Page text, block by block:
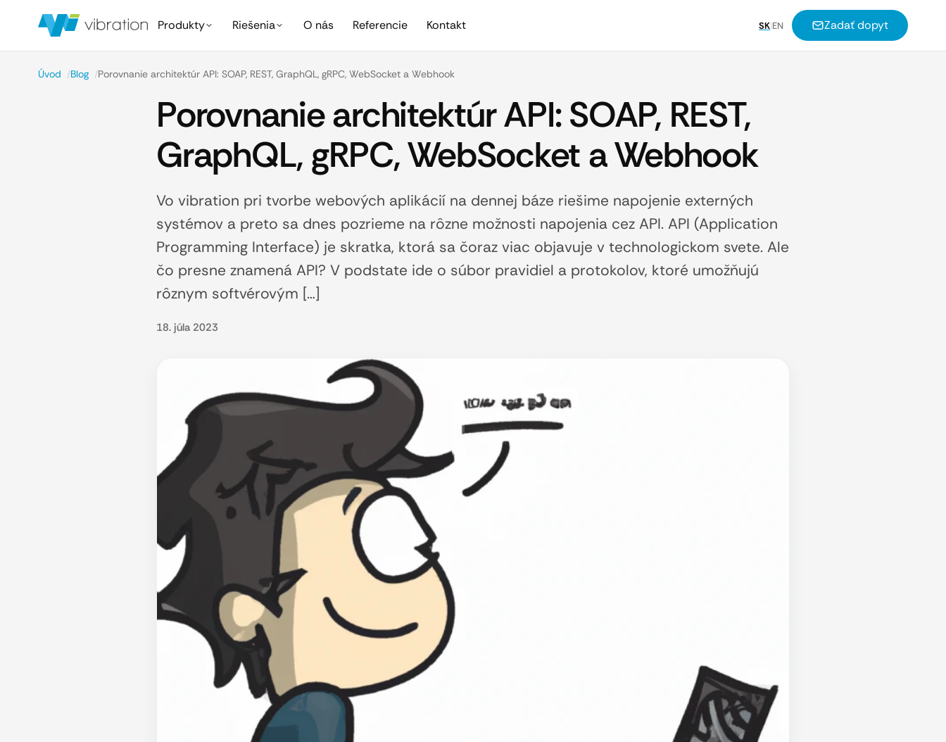
Produkty Riešenia O nás Referencie Kontakt SK|EN Zadať dopyt
Úvod /Blog /Porovnanie architektúr API: SOAP, REST, GraphQL, gRPC, WebSocket a Webhook
Porovnanie architektúr API: SOAP, REST,
GraphQL, gRPC, WebSocket a Webhook
Vo vibration pri tvorbe webových aplikácií na dennej báze riešime napojenie externých
systémov a preto sa dnes pozrieme na rôzne možnosti napojenia cez API. API (Application
Programming Interface) je skratka, ktorá sa čoraz viac objavuje v technologickom svete. Ale
čo presne znamená API? V podstate ide o súbor pravidiel a protokolov, ktoré umožňujú
rôznym softvérovým […]
18. júla 2023